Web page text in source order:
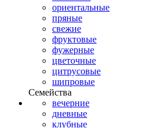
ориентальные
пряные
свежие
фруктовые
фужерные
цветочные
цитрусовые
шипровые
Семейства
вечерние
дневные
клубные